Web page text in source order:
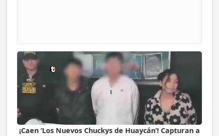
¡Caen ‘Los Nuevos Chuckys de Huaycán’! Capturan a